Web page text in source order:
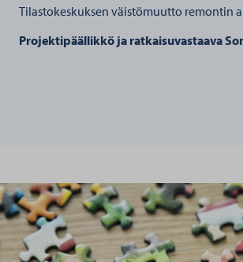
Tilastokeskuksen väistömuutto remontin
Projektipäällikkö ja ratkaisuvastaava